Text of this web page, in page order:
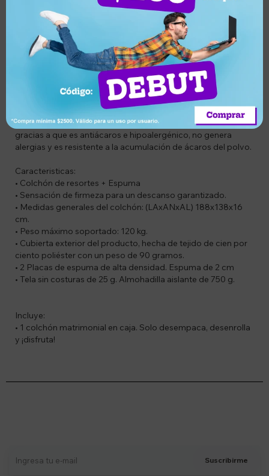
¡Olvídate del mundo real y siéntete como en una nube!, con
nuestro suave, cómodo y elegante colchón KingsHouse; tu
cuerpo experimentará tranquilidad, relajación y un óptimo
descanso todas las noches.
Al recostarte te sentirás automáticamente abrazado, gracias
a sus mágicos componentes que son: Cubierta exterior de
tejido de poliéster que ofrece mayor seguridad y comodidad
al dormir, espuma de alta densidad que se adapta a la forma
de tu cuerpo y alivia los puntos de presión, tela sin costura
que mantiene la superficie más uniforme y no irrita tu piel;
almohadilla aislante para mejorar el rendimiento. Además,
gracias a que es antiácaros e hipoalergénico, no genera
alergias y es resistente a la acumulación de ácaros del polvo.
Caracteristicas:
• Colchón de resortes + Espuma
• Sensación de firmeza para un descanso garantizado.
• Medidas generales del colchón: (LAxANxAL) 188x138x16
cm.
• Peso máximo soportado: 120 kg.
• Cubierta exterior del producto, hecha de tejido de cien por
ciento poliéster con un peso de 90 gramos.
• 2 Placas de espuma de alta densidad. Espuma de 2 cm
• Tela sin costuras de 25 g. Almohadilla aislante de 750 g.
Incluye:
• 1 colchón matrimonial en caja. Solo desempaca, desenrolla
y ¡disfruta!
Suscribirme